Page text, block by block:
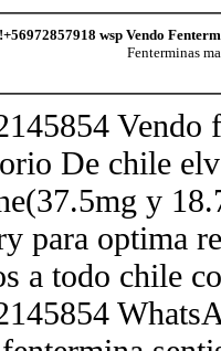
wsp Vendo
Fenterminas
Vendo
De chile
y
para optima
a todo chile